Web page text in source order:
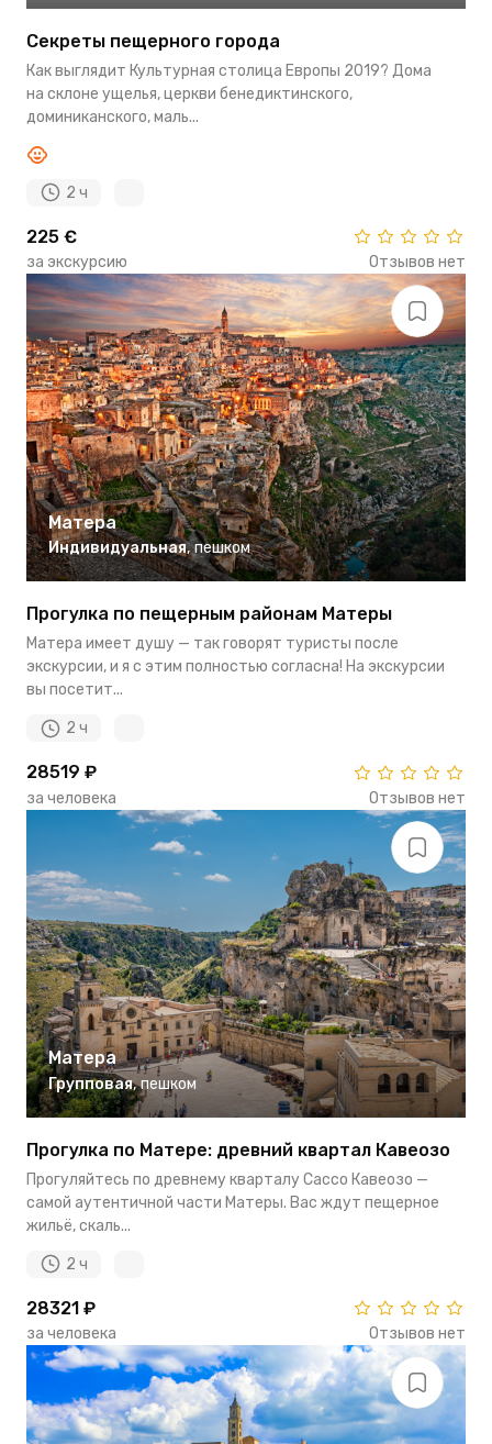
Секреты пещерного города
Как выглядит Культурная столица Европы 2019? Дома
на склоне ущелья, церкви бенедиктинского,
доминиканского, маль...
2 ч
225 €
за экскурсию Отзывов нет
Матера
Индивидуальная, пешком
Прогулка по пещерным районам Матеры
Матера имеет душу — так говорят туристы после
экскурсии, и я с этим полностью согласна! На экскурсии
вы посетит...
2 ч
28519 ₽
за человека Отзывов нет
Матера
Групповая, пешком
Прогулка по Матере: древний квартал Кавеозо
Прогуляйтесь по древнему кварталу Сассо Кавеозо —
самой аутентичной части Матеры. Вас ждут пещерное
жильё, скаль...
2 ч
28321 ₽
за человека Отзывов нет